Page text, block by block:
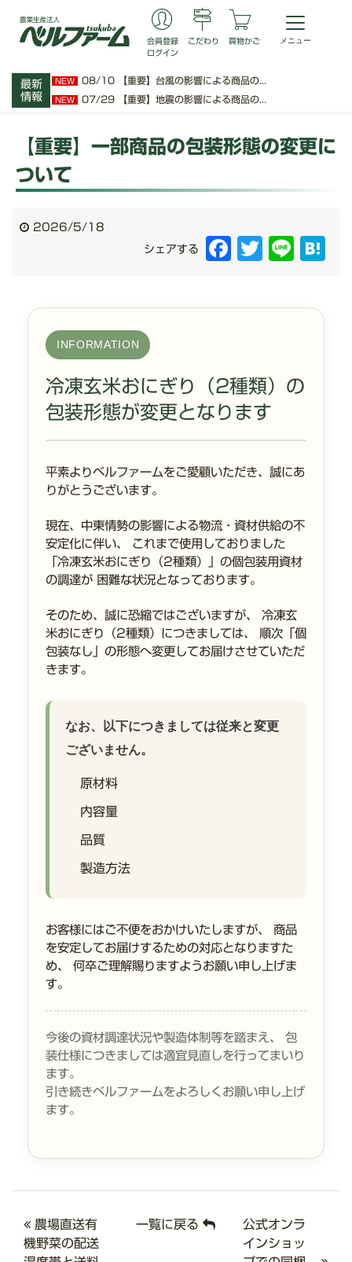
最新
情報
NEW 08/10 【重要】台風の影響による商品の...
NEW 07/29 【重要】地震の影響による商品の...
会員登録
ログイン
こだわり 買物かご
【重要】一部商品の包装形態の変更に
ついて
2026/5/18
シェアする Facebook
Twitter Line
INFORMATION
冷凍玄米おにぎり（2種類）の
包装形態が変更となります
平素よりベルファームをご愛顧いただき、誠にあ
りがとうございます。
現在、中東情勢の影響による物流・資材供給の不
安定化に伴い、 これまで使用しておりました
「冷凍玄米おにぎり（2種類）」の個包装用資材
の調達が 困難な状況となっております。
そのため、誠に恐縮ではございますが、 冷凍玄
米おにぎり（2種類）につきましては、 順次「個
包装なし」の形態へ変更してお届けさせていただ
きます。
なお、以下につきましては従来と変更
ございません。
原材料
内容量
品質
製造方法
お客様にはご不便をおかけいたしますが、 商品
を安定してお届けするための対応となりますた
め、 何卒ご理解賜りますようお願い申し上げま
す。
今後の資材調達状況や製造体制等を踏まえ、 包
装仕様につきましては適宜見直しを行ってまいり
ます。
引き続きベルファームをよろしくお願い申し上げ
ます。
農場直送有
機野菜の配送
一覧に戻る
公式オンラ
インショッ